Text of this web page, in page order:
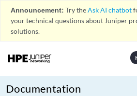
Announcement: Try theAsk AI chatbot
your technical questions about Juniper
solutions.
Documentation